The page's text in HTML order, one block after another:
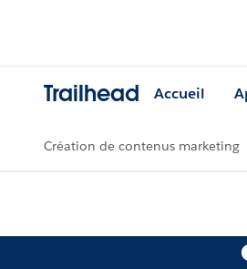
Trailhead Accueil
Création de contenus marketing